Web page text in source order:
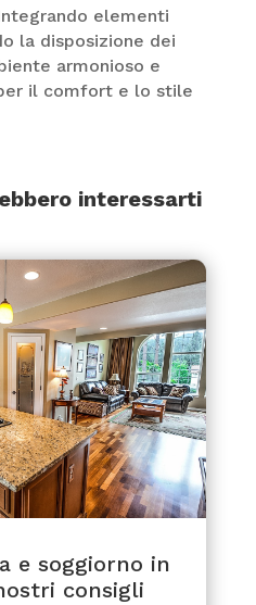
elementi
la disposizione dei
armonioso e
il comfort e lo stile
interessarti
e soggiorno in
consigli